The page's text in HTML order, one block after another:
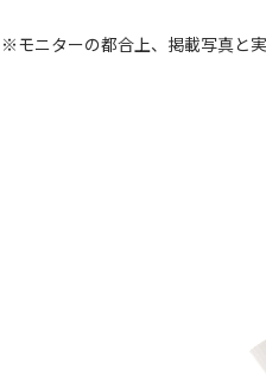
※モニターの都合上、掲載写真と